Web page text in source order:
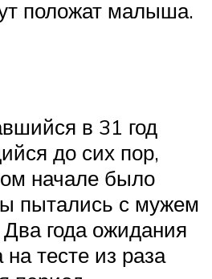
положат малыша.
в 31 год
до сих пор,
начале было
пытались с мужем
года ожидания
тесте из раза